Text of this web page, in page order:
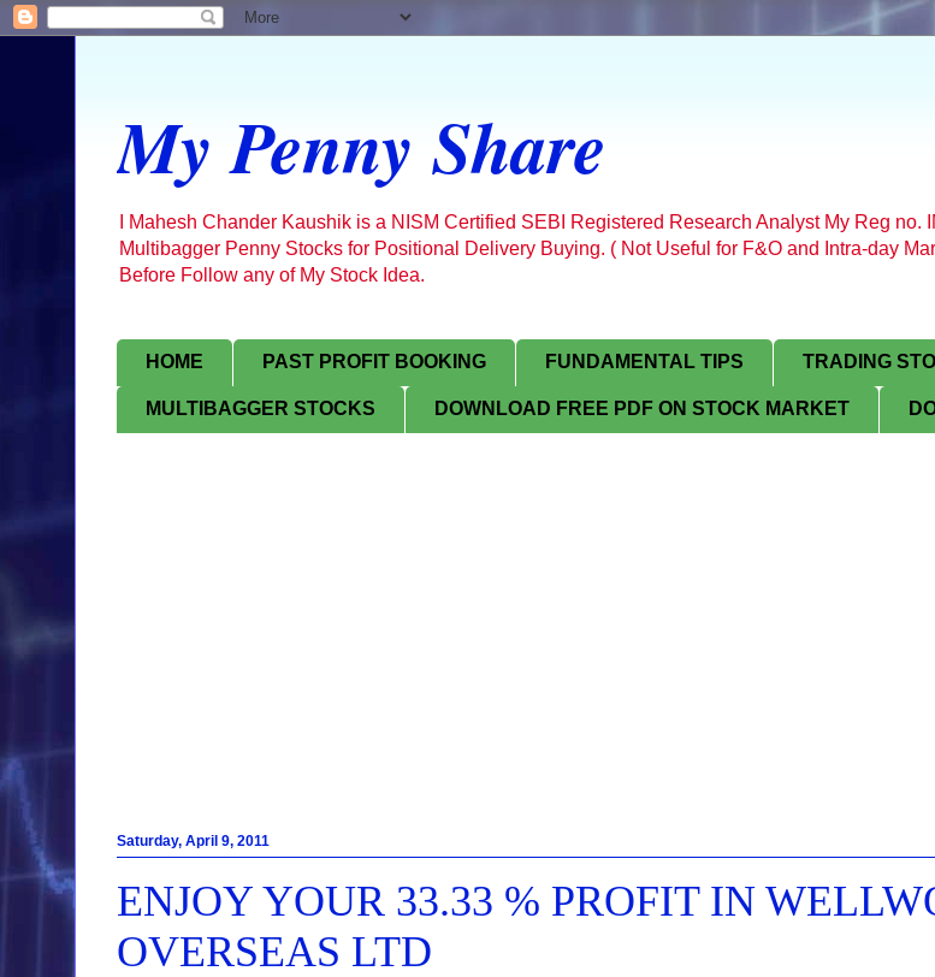
My Penny Share
I Mahesh Chander Kaushik is a NISM Certified SEBI Registered Research Analyst My Reg
Multibagger Penny Stocks for Positional Delivery Buying. ( Not Useful for F&O and Intra-day
Before Follow any of My Stock Idea.
HOME PAST PROFIT BOOKING FUNDAMENTAL TIPS TRADING
MULTIBAGGER STOCKS DOWNLOAD FREE PDF ON STOCK MARKET
Saturday, April 9, 2011
ENJOY YOUR 33.33 % PROFIT IN
OVERSEAS LTD